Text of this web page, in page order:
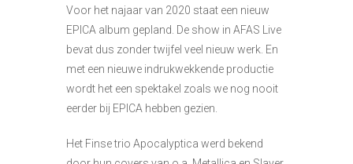
Voor het najaar van 2020 staat een nieuw
EPICA album gepland. De show in AFAS Live
bevat dus zonder twijfel veel nieuw werk. En
met een nieuwe indrukwekkende productie
wordt het een spektakel zoals we nog nooit
eerder bij EPICA hebben gezien.
Het Finse trio Apocalyptica werd bekend